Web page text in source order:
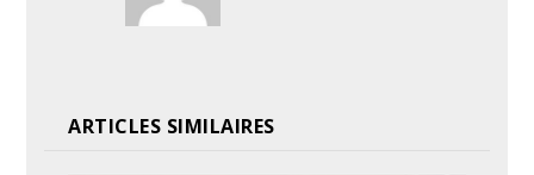
ARTICLES SIMILAIRES